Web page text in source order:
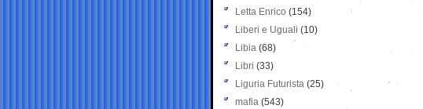
Letta Enrico (154)
Liberi e Uguali (10)
Libia (68)
Libri (33)
Liguria Futurista (25)
mafia (543)